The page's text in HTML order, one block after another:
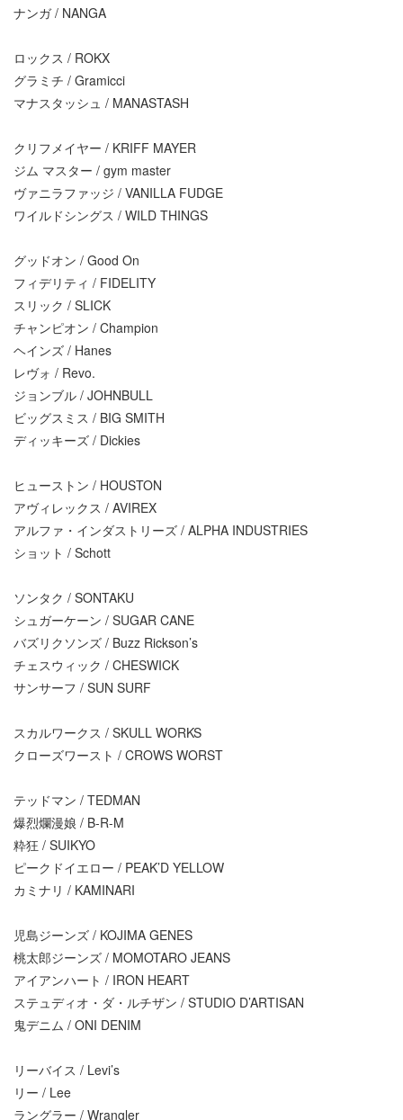
ナンガ / NANGA
ロックス / ROKX
グラミチ / Gramicci
マナスタッシュ / MANASTASH
クリフメイヤー / KRIFF MAYER
ジム マスター / gym master
ヴァニラファッジ / VANILLA FUDGE
ワイルドシングス / WILD THINGS
グッドオン / Good On
フィデリティ / FIDELITY
スリック / SLICK
チャンピオン / Champion
ヘインズ / Hanes
レヴォ / Revo.
ジョンブル / JOHNBULL
ビッグスミス / BIG SMITH
ディッキーズ / Dickies
ヒューストン / HOUSTON
アヴィレックス / AVIREX
アルファ・インダストリーズ / ALPHA INDUSTRIES
ショット / Schott
ソンタク / SONTAKU
シュガーケーン / SUGAR CANE
バズリクソンズ / Buzz Rickson’s
チェスウィック / CHESWICK
サンサーフ / SUN SURF
スカルワークス / SKULL WORKS
クローズワースト / CROWS WORST
テッドマン / TEDMAN
爆烈爛漫娘 / B-R-M
粋狂 / SUIKYO
ピークドイエロー / PEAK’D YELLOW
カミナリ / KAMINARI
児島ジーンズ / KOJIMA GENES
桃太郎ジーンズ / MOMOTARO JEANS
アイアンハート / IRON HEART
ステュディオ・ダ・ルチザン / STUDIO D’ARTISAN
鬼デニム / ONI DENIM
リーバイス / Levi’s
リー / Lee
ラングラー / Wrangler